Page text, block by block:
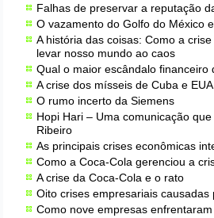
Falhas de preservar a reputação
O vazamento do Golfo do México
A história das coisas: Como a
levar nosso mundo ao caos
Qual o maior escândalo financeiro
A crise dos mísseis de Cuba e EUA
O rumo incerto da Siemens
Hopi Hari – Uma comunicação
Ribeiro
As principais crises econômicas
Como a Coca-Cola gerenciou a
A crise da Coca-Cola e o rato
Oito crises empresariais causadas
Como nove empresas